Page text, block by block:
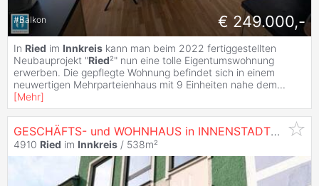
#Balkon € 249.000,-
In Ried im Innkreis kann man beim 2022 fertiggestellten
Neubauprojekt "Ried²" nun eine tolle Eigentumswohnung
erwerben. Die gepflegte Wohnung befindet sich in einem
neuwertigen Mehrparteienhaus mit 9 Einheiten nahe dem...
[Mehr]
GESCHÄFTS- und WOHNHAUS in INNENSTADTLAGE
4910 Ried im Innkreis / 538m²